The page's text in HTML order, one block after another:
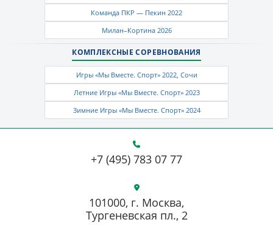
Команда ПКР — Пекин 2022
Милан–Кортина 2026
КОМПЛЕКСНЫЕ СОРЕВНОВАНИЯ
Игры «Мы Вместе. Спорт» 2022, Сочи
Летние Игры «Мы Вместе. Спорт» 2023
Зимние Игры «Мы Вместе. Спорт» 2024
+7 (495) 783 07 77
101000, г. Москва,
Тургеневская пл., 2